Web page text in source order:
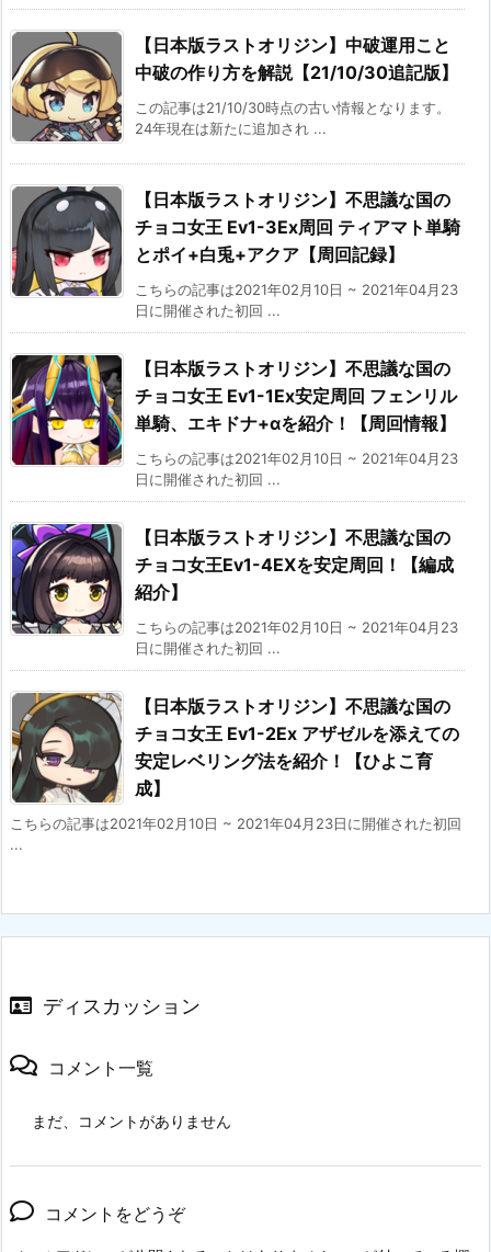
【日本版ラストオリジン】中破運用こと
中破の作り方を解説【21/10/30追記版】
この記事は21/10/30時点の古い情報となります。
24年現在は新たに追加され ...
【日本版ラストオリジン】不思議な国の
チョコ女王 Ev1-3Ex周回 ティアマト単騎
とポイ+白兎+アクア【周回記録】
こちらの記事は2021年02月10日 ~ 2021年04月23
日に開催された初回 ...
【日本版ラストオリジン】不思議な国の
チョコ女王 Ev1-1Ex安定周回 フェンリル
単騎、エキドナ+αを紹介！【周回情報】
こちらの記事は2021年02月10日 ~ 2021年04月23
日に開催された初回 ...
【日本版ラストオリジン】不思議な国の
チョコ女王Ev1-4EXを安定周回！【編成
紹介】
こちらの記事は2021年02月10日 ~ 2021年04月23
日に開催された初回 ...
【日本版ラストオリジン】不思議な国の
チョコ女王 Ev1-2Ex アザゼルを添えての
安定レベリング法を紹介！【ひよこ育
成】
こちらの記事は2021年02月10日 ~ 2021年04月23日に開催された初回
...
ディスカッション
コメント一覧
まだ、コメントがありません
コメントをどうぞ